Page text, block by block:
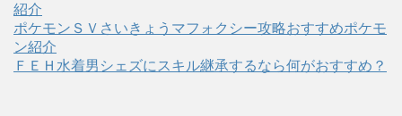
紹介
ポケモンＳＶさいきょうマフォクシー攻略おすすめポケモ
ン紹介
ＦＥＨ水着男シェズにスキル継承するなら何がおすすめ？